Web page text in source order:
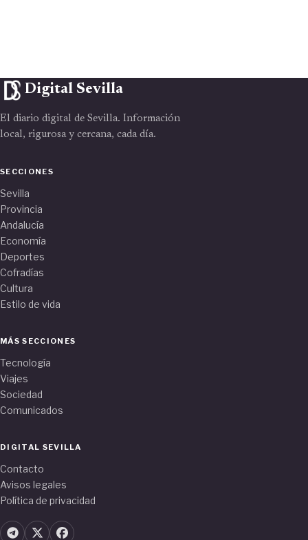
Digital Sevilla
El diario digital de Sevilla. Información
local, rigurosa y cercana, cada día.
SECCIONES
Sevilla
Provincia
Andalucía
Economía
Deportes
Cofradías
Cultura
Estilo de vida
MÁS SECCIONES
Tecnología
Viajes
Sociedad
Comunicados
DIGITAL SEVILLA
Contacto
Avisos legales
Política de privacidad